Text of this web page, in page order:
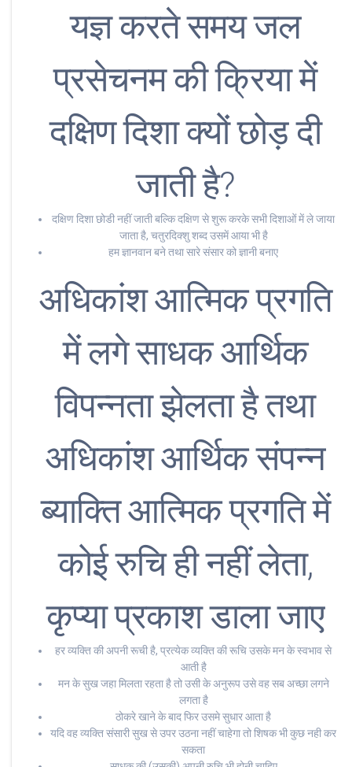
यज्ञ करते समय जल
प्रसेचनम की क्रिया में
दक्षिण दिशा क्यों छोड़ दी
जाती है?
दक्षिण दिशा छोडी नहीं जाती बल्कि दक्षिण से शुरू करके सभी दिशाओं में ले जाया
जाता है, चतुरदिक्शु शब्द उसमें आया भी है
हम ज्ञानवान बने तथा सारे संसार को ज्ञानी बनाए
अधिकांश आत्मिक प्रगति
में लगे साधक आर्थिक
विपन्नता झेलता है तथा
अधिकांश आर्थिक संपन्न
ब्याक्ति आत्मिक प्रगति में
कोई रुचि ही नहीं लेता,
कृप्या प्रकाश डाला जाए
हर व्यक्ति की अपनी रूची है, प्रत्येक व्यक्ति की रूचि उसके मन के स्वभाव से
आती है
मन के सुख जहा मिलता रहता है तो उसी के अनुरूप उसे वह सब अच्छा लगने
लगता है
ठोकरे खाने के बाद फिर उसमे सुधार आता है
यदि वह व्यक्ति संसारी सुख से उपर उठना नहीं चाहेगा तो शिषक भी कुछ नही कर
सकता